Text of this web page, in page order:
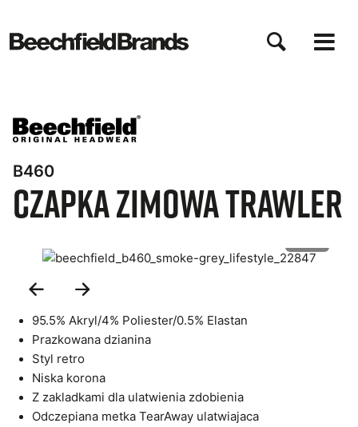
treści
B460
Czapka Zimowa Trawler
Previous
Slide Slide
95.5% Akryl/4% Poliester/0.5% Elastan
Prazkowana dzianina
Styl retro
Niska korona
Z zakladkami dla ulatwienia zdobienia
Odczepiana metka TearAway ulatwiajaca